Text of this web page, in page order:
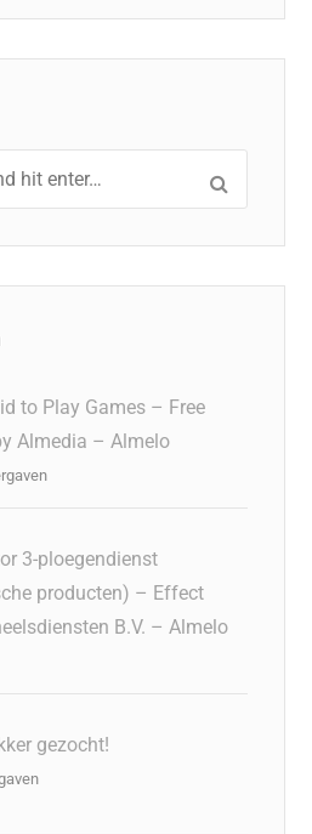
to Play Games – Free
Almedia – Almelo
3-ploegendienst
producten) – Effect
B.V. – Almelo
gezocht!